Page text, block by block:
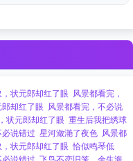
状元郎却红了眼
风景都看完，
却红了眼 风景都看完，不必说
状元郎却红了眼 重生后我把绣球
说错过 星河潋滟了夜色 风景都
状元郎却红了眼 恰似鸣琴低